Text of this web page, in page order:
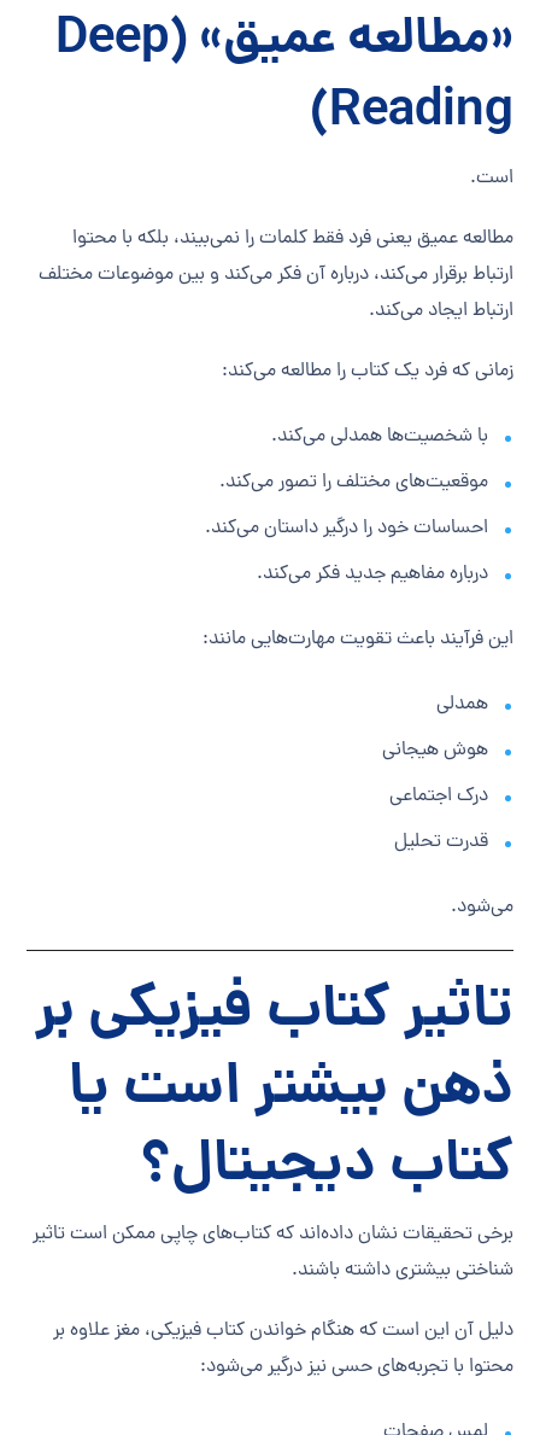
«مطالعه عمیق» (Deep
Reading)
است.
مطالعه عمیق یعنی فرد فقط کلمات را نمی‌بیند، بلکه با محتوا
ارتباط برقرار می‌کند، درباره آن فکر می‌کند و بین موضوعات مختلف
ارتباط ایجاد می‌کند.
زمانی که فرد یک کتاب را مطالعه می‌کند:
با شخصیت‌ها همدلی می‌کند.
موقعیت‌های مختلف را تصور می‌کند.
احساسات خود را درگیر داستان می‌کند.
درباره مفاهیم جدید فکر می‌کند.
این فرآیند باعث تقویت مهارت‌هایی مانند:
همدلی
هوش هیجانی
درک اجتماعی
قدرت تحلیل
می‌شود.
تاثیر کتاب فیزیکی بر
ذهن بیشتر است یا
کتاب دیجیتال؟
برخی تحقیقات نشان داده‌اند که کتاب‌های چاپی ممکن است تاثیر
شناختی بیشتری داشته باشند.
دلیل آن این است که هنگام خواندن کتاب فیزیکی، مغز علاوه بر
محتوا با تجربه‌های حسی نیز درگیر می‌شود: